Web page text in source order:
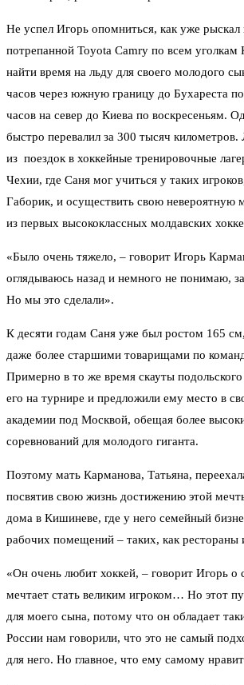
Не успел Игорь опомниться, как уже рыскал
потрепанной Toyota Camry по всем
найти время на льду для своего молодого
часов через южную границу до Бухареста
часов на север до Киева по воскресеньям.
быстро перевалил за 300 тысяч километров.
из поездок в хоккейные тренировочные
Чехии, где Саня мог учиться у таких
Габорик, и осуществить свою невероятную
из первых высококлассных молдавских
«Было очень тяжело, – говорит Игорь
оглядываюсь назад и немного не понимаю,
Но мы это сделали».
К десяти годам Саня уже был ростом 165
даже более старшими товарищами по
Примерно в то же время скауты
его на турнире и предложили ему место в
академии под Москвой, обещая более
соревнований для молодого гиганта.
Поэтому мать Карманова, Татьяна,
посвятив свою жизнь достижению этой
дома в Кишиневе, где у него семейный
рабочих помещений – таких, как рестораны
«Он очень любит хоккей, – говорит Игорь
мечтает стать великим игроком… Но этот
для моего сына, потому что он обладает
России нам говорили, что это не самый
для него. Но главное, что ему самому